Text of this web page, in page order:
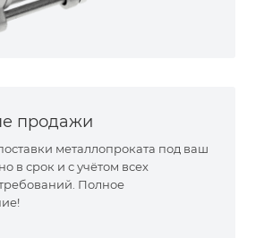
продажи
металлопроката под ваш
в срок и с учётом всех
Полное